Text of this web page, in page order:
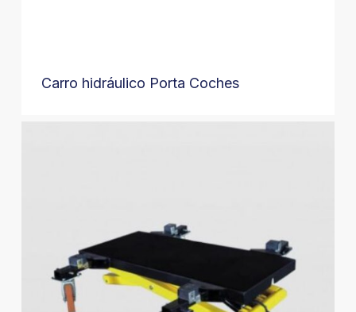
Carro hidráulico Porta Coches